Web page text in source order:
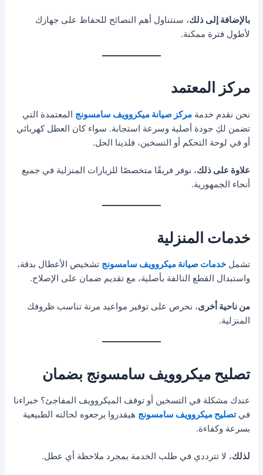
بالإضافة إلى ذلك، سنتناول أهم النصائح للحفاظ على جهازك
لأطول فترة ممكنة.
مركز المعتمد
نحن نقدم خدمةمركز صيانة ميكروويف سامسونج المعتمدة التي
تضمن لكِ جودة أصلية وسرعة استجابة. سواء كان العطل كهربائي
أو في لوحة التحكم أو التسخين، فلدينا الحل.
علاوة على ذلك، نوفر فريقًا متخصصًا للزيارات المنزلية في جميع
أنحاء الجمهورية.
خدمات المنزلية
تشملخدمات صيانة ميكروويف سامسونج تشخيص الأعطال بدقة،
واستبدال القطع التالفة بأصلية، مع تقديم ضمان على الإصلاح.
من ناحية أخرى، نحرص على توفير مواعيد مرنة تناسب ظروفك
المنزلية.
تصليح ميكروويف سامسونج بضمان
عندك مشكلة في التسخين أو توقف الميكروويف المفاجئ؟ خبراءنا
فيتصليح ميكروويف سامسونج هيقدروا يرجعوه لحالته الطبيعية
بسرعة وكفاءة.
لذلك، لا تترددي في طلب الخدمة بمجرد ملاحظة أي عطل.